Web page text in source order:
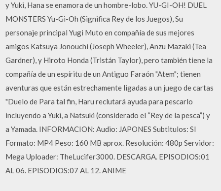
y Yuki, Hana se enamora de un hombre-lobo. YU-GI-OH! DUEL
MONSTERS Yu-Gi-Oh (Significa Rey de los Juegos), Su
personaje principal Yugi Muto en compañía de sus mejores
amigos Katsuya Jonouchi (Joseph Wheeler), Anzu Mazaki (Tea
Gardner), y Hiroto Honda (Tristán Taylor), pero también tiene la
compañía de un espíritu de un Antiguo Faraón "Atem"; tienen
aventuras que están estrechamente ligadas a un juego de cartas
"Duelo de Para tal fin, Haru reclutará ayuda para pescarlo
incluyendo a Yuki, a Natsuki (considerado el “Rey de la pesca”) y
a Yamada. INFORMACION: Audio: JAPONES Subtitulos: SI
Formato: MP4 Peso: 160 MB aprox. Resolución: 480p Servidor:
Mega Uploader: TheLucifer3000. DESCARGA. EPISODIOS:01
AL 06. EPISODIOS:07 AL 12. ANIME